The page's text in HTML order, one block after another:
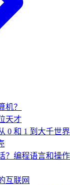
机？
天才
0 和 1 到大千世界
？编程语言和操
互联网